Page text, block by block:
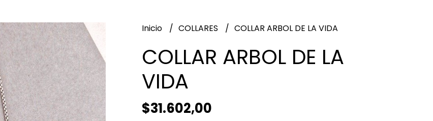
Inicio COLLARES COLLAR ARBOL DE LA VIDA
COLLAR ARBOL DE LA
VIDA
$31.602,00